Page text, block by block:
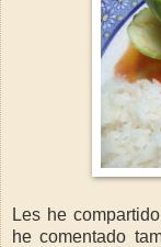
Les he
he comentado